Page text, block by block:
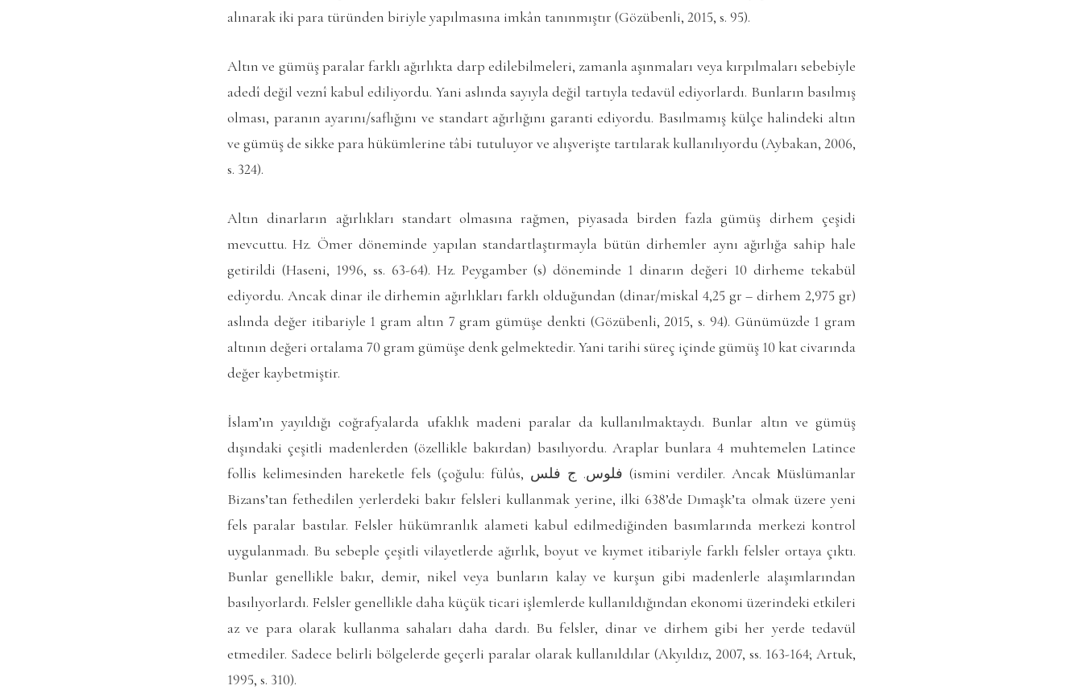
alınarak iki para türünden biriyle yapılmasına imkân tanınmıştır (Gözübenli, 2015, s. 95).
Altın ve gümüş paralar farklı ağırlıkta darp edilebilmeleri, zamanla aşınmaları veya kırpılmaları sebebiyle
adedî değil veznî kabul ediliyordu. Yani aslında sayıyla değil tartıyla tedavül ediyorlardı. Bunların basılmış
olması, paranın ayarını/saflığını ve standart ağırlığını garanti ediyordu. Basılmamış külçe halindeki altın
ve gümüş de sikke para hükümlerine tâbi tutuluyor ve alışverişte tartılarak kullanılıyordu (Aybakan, 2006,
s. 324).
Altın dinarların ağırlıkları standart olmasına rağmen, piyasada birden fazla gümüş dirhem çeşidi
mevcuttu. Hz. Ömer döneminde yapılan standartlaştırmayla bütün dirhemler aynı ağırlığa sahip hale
getirildi (Haseni, 1996, ss. 63-64). Hz. Peygamber (s) döneminde 1 dinarın değeri 10 dirheme tekabül
ediyordu. Ancak dinar ile dirhemin ağırlıkları farklı olduğundan (dinar/miskal 4,25 gr – dirhem 2,975 gr)
aslında değer itibariyle 1 gram altın 7 gram gümüşe denkti (Gözübenli, 2015, s. 94). Günümüzde 1 gram
altının değeri ortalama 70 gram gümüşe denk gelmektedir. Yani tarihi süreç içinde gümüş 10 kat civarında
değer kaybetmiştir.
İslam’ın yayıldığı coğrafyalarda ufaklık madeni paralar da kullanılmaktaydı. Bunlar altın ve gümüş
dışındaki çeşitli madenlerden (özellikle bakırdan) basılıyordu. Araplar bunlara 4 muhtemelen Latince
follis kelimesinden hareketle fels (çoğulu: fülûs, فلوس. ج فلس (ismini verdiler. Ancak Müslümanlar
Bizans’tan fethedilen yerlerdeki bakır felsleri kullanmak yerine, ilki 638’de Dımaşk’ta olmak üzere yeni
fels paralar bastılar. Felsler hükümranlık alameti kabul edilmediğinden basımlarında merkezi kontrol
uygulanmadı. Bu sebeple çeşitli vilayetlerde ağırlık, boyut ve kıymet itibariyle farklı felsler ortaya çıktı.
Bunlar genellikle bakır, demir, nikel veya bunların kalay ve kurşun gibi madenlerle alaşımlarından
basılıyorlardı. Felsler genellikle daha küçük ticari işlemlerde kullanıldığından ekonomi üzerindeki etkileri
az ve para olarak kullanma sahaları daha dardı. Bu felsler, dinar ve dirhem gibi her yerde tedavül
etmediler. Sadece belirli bölgelerde geçerli paralar olarak kullanıldılar (Akyıldız, 2007, ss. 163-164; Artuk,
1995, s. 310).